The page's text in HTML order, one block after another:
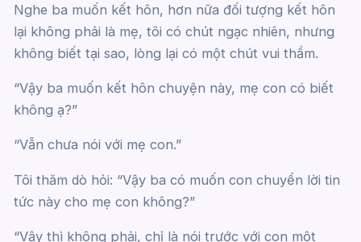
Nghe ba muốn kết hôn, hơn nữa đối tượng kết hôn
lại không phải là mẹ, tôi có chút ngạc nhiên, nhưng
không biết tại sao, lòng lại có một chút vui thầm.
“Vậy ba muốn kết hôn chuyện này, mẹ con có biết
không ạ?”
“Vẫn chưa nói với mẹ con.”
Tôi thăm dò hỏi: “Vậy ba có muốn con chuyển lời tin
tức này cho mẹ con không?”
“Vậy thì không phải, chỉ là nói trước với con một